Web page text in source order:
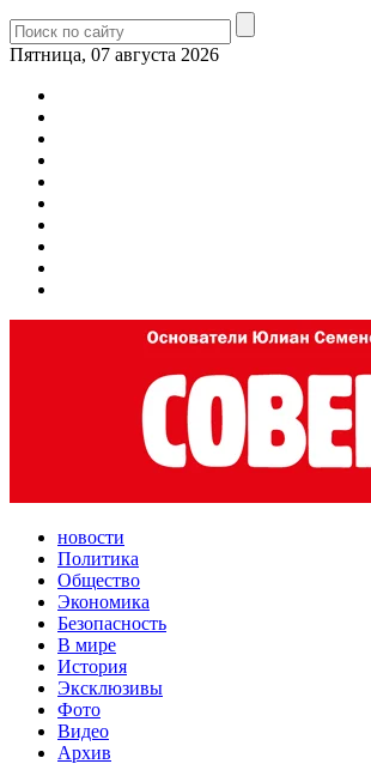
Пятница, 07 августа 2026
новости
Политика
Общество
Экономика
Безопасность
В мире
История
Эксклюзивы
Фото
Видео
Архив